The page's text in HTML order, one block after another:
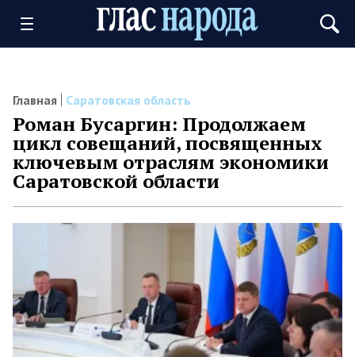
Главная Саратовская область
Роман Бусаргин: Продолжаем
цикл совещаний, посвященных
ключевым отраслям экономики
Саратовской области